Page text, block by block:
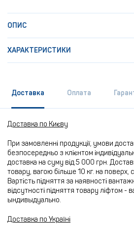
ОПИС
ХАРАКТЕРИСТИКИ
Доставка Оплата
Доставка по Києву
При замовленні продукції, умови
безпосередньо з клієнтом
доставка на суму від 5 000 грн.
товару, вагою більше 10 кг. на поверх,
Вартість підняття за наявності
відсутності підняття товару ліфтом -
ындивыдуально.
Доставка по Україні